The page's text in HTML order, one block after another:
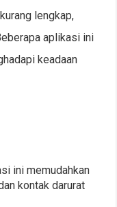
lengkap,
aplikasi ini
keadaan
ini memudahkan
kontak darurat